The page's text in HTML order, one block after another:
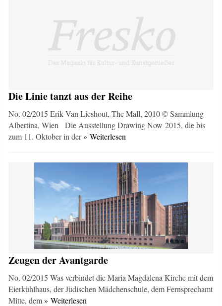
Die Linie tanzt aus der Reihe
No. 02/2015 Erik Van Lieshout, The Mall, 2010 © Sammlung
Albertina, Wien Die Ausstellung Drawing Now 2015, die bis
zum 11. Oktober in der» Weiterlesen
Zeugen der Avantgarde
No. 02/2015 Was verbindet die Maria­ Magda­lena ­Kirche mit dem
Eierkühl­haus, der Jüdischen Mädchen­schule, dem Fernsprechamt
Mitte, dem» Weiterlesen